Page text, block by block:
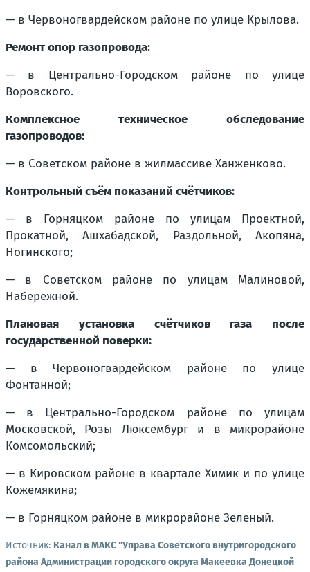
— в Червоногвардейском районе по улице Крылова.
Ремонт опор газопровода:
— в Центрально-Городском районе по улице
Воровского.
Комплексное техническое обследование
газопроводов:
— в Советском районе в жилмассиве Ханженково.
Контрольный съём показаний счётчиков:
— в Горняцком районе по улицам Проектной,
Прокатной, Ашхабадской, Раздольной, Акопяна,
Ногинского;
— в Советском районе по улицам Малиновой,
Набережной.
Плановая установка счётчиков газа после
государственной поверки:
— в Червоногвардейском районе по улице
Фонтанной;
— в Центрально-Городском районе по улицам
Московской, Розы Люксембург и в микрорайоне
Комсомольский;
— в Кировском районе в квартале Химик и по улице
Кожемякина;
— в Горняцком районе в микрорайоне Зеленый.
Источник: Канал в МАКС "Управа Советского внутригородского
района Администрации городского округа Макеевка Донецкой